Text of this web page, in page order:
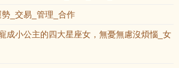
_交易_管理_合作
成小公主的四大星座女，無憂無慮沒煩惱_女